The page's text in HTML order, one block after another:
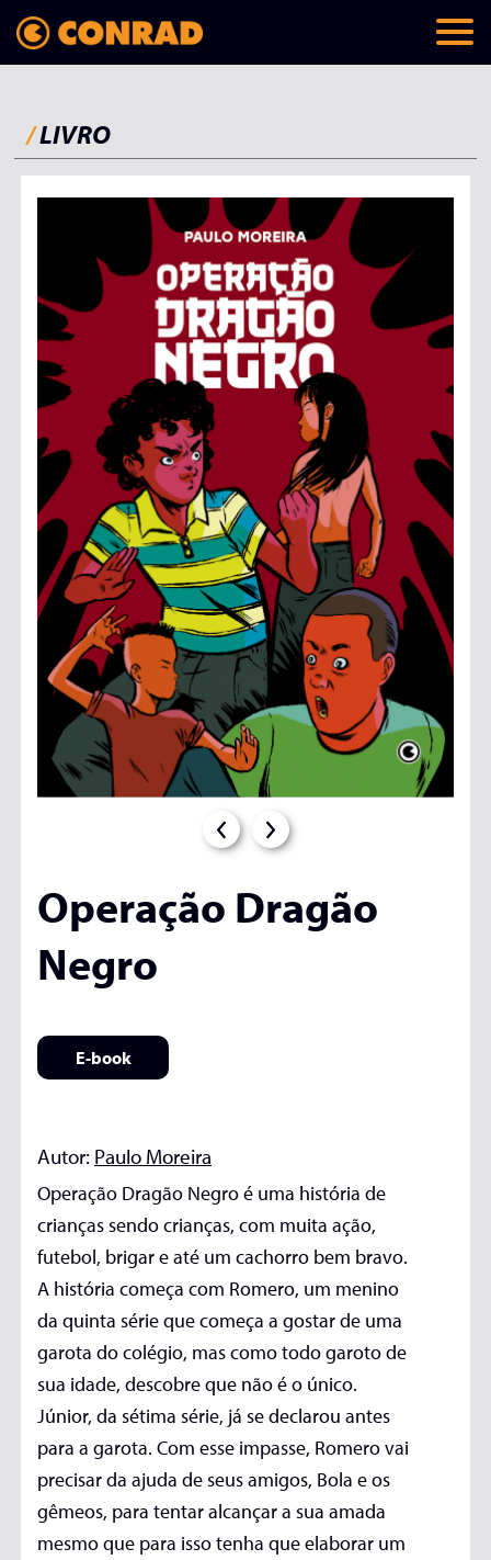
/LIVRO
Operação Dragão
Negro
E-book
Autor: Paulo Moreira
Operação Dragão Negro é uma história de
crianças sendo crianças, com muita ação,
futebol, brigar e até um cachorro bem bravo.
A história começa com Romero, um menino
da quinta série que começa a gostar de uma
garota do colégio, mas como todo garoto de
sua idade, descobre que não é o único.
Júnior, da sétima série, já se declarou antes
para a garota. Com esse impasse, Romero vai
precisar da ajuda de seus amigos, Bola e os
gêmeos, para tentar alcançar a sua amada
mesmo que para isso tenha que elaborar um